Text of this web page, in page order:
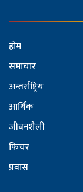
होम
समाचार
अन्तर्राष्ट्रिय
आर्थिक
जीवनशैली
फिचर
प्रवास